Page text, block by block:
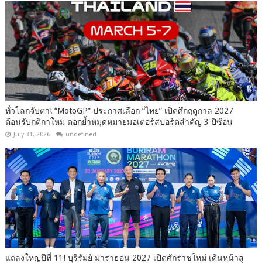
ทั่วโลกจับตา! “MotoGP” ประกาศเลือก “ไทย” เปิดศึกฤดูกาล 2027
ต้อนรับกติกาใหม่ ตอกย้ำหมุดหมายมอเตอร์สปอร์ตสำคัญ 3 ปีซ้อน
July 31, 2026 undefined
แถลงใหญ่ปีที่ 11! บุรีรัมย์ มาราธอน 2027 เปิดศักราชใหม่ เดินหน้าสู่